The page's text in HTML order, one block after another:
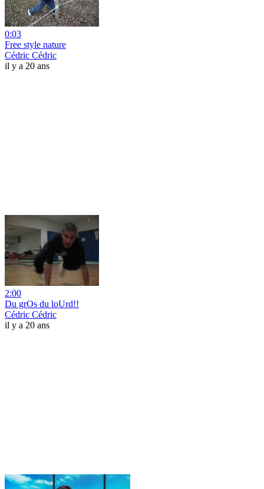
0:03
Free style nature
Cédric Cédric
il y a 20 ans
2:00
Du grOs du loUrd!!
Cédric Cédric
il y a 20 ans